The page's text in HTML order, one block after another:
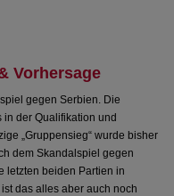
Vorhersage
gegen Serbien. Die
der Qualifikation und
„Gruppensieg“ wurde bisher
dem Skandalspiel gegen
letzten beiden Partien in
das alles aber auch noch